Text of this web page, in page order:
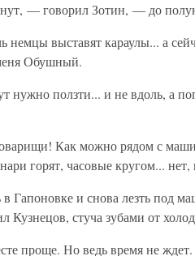
— говорил Зотин, — до
выставят караулы... а
Обушный.
нужно ползти... и не вдоль, а
Как можно рядом с
горят, часовые кругом... нет,
Гапоновке и снова лезть под
Кузнецов, стуча зубами от
проще. Но ведь время не